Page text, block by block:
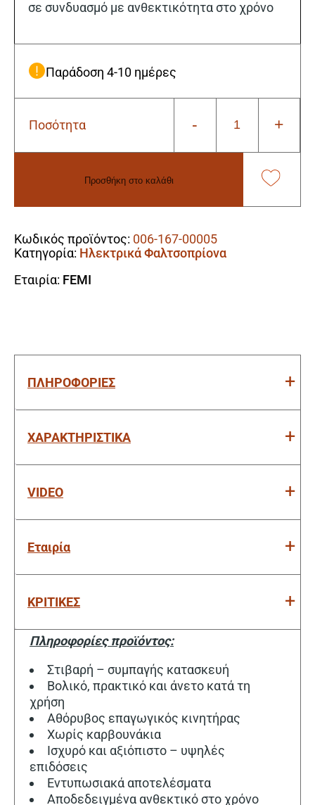
σε συνδυασμό με ανθεκτικότητα στο χρόνο
Παράδοση 4-10 ημέρες
Ποσότητα -
Femi
Φαλτσοπρίονο
(Δύο
Εργασιών)
ποσότητα
+
Προσθήκη στο καλάθι
Κωδικός προϊόντος: 006-167-00005
Κατηγορία: Ηλεκτρικά Φαλτσοπρίονα
Εταιρία: FEMI
ΠΛΗΡΟΦΟΡΙΕΣ
ΧΑΡΑΚΤΗΡΙΣΤΙΚΑ
VIDEO
Εταιρία
ΚΡΙΤΙΚΕΣ
Πληροφορίες προϊόντος:
Στιβαρή – συμπαγής κατασκευή
Βολικό, πρακτικό και άνετο κατά τη
χρήση
Αθόρυβος επαγωγικός κινητήρας
Χωρίς καρβουνάκια
Ισχυρό και αξιόπιστο – υψηλές
επιδόσεις
Εντυπωσιακά αποτελέσματα
Αποδεδειγμένα ανθεκτικό στο χρόνο